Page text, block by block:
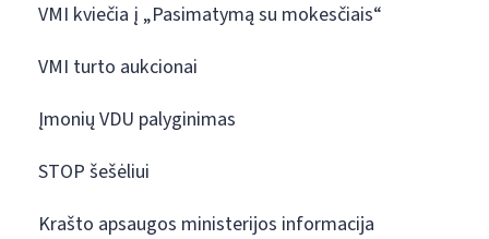
VMI kviečia į „Pasimatymą su mokesčiais“
VMI turto aukcionai
Įmonių VDU palyginimas
STOP šešėliui
Krašto apsaugos ministerijos informacija